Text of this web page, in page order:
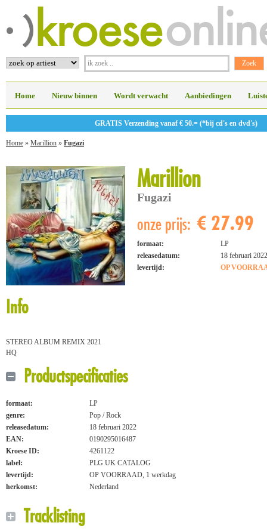
Home Nieuw binnen Wordt verwacht Aanbiedingen
GRATIS Verzending vanaf € 50.= (*bij cd's en dvd's)
Home » Marillion » Fugazi
Marillion
Fugazi
onze prijs: € 27.99
formaat:
LP
releasedatum:
18 februari 2022
levertijd:
OP
Info
STEREO ALBUM REMIX 2021
HQ
Productspecificaties
formaat:
LP
genre:
Pop / Rock
releasedatum:
18 februari 2022
EAN:
0190295016487
Kroese ID:
4261122
label:
PLG UK CATALOG
levertijd:
OP VOORRAAD, 1 werkdag
herkomst:
Nederland
Tracklisting